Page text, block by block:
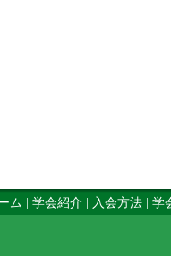
ム 学会紹介 入会方法 学